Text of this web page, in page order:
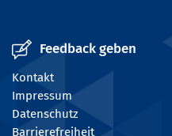
Feedback geben
Kontakt
Impressum
Datenschutz
Barrierefreiheit